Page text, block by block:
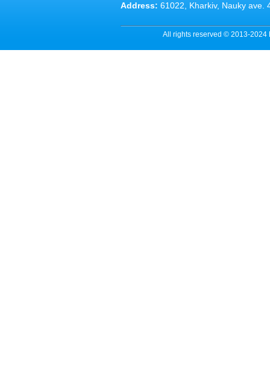
Address: 61022, Kharkiv, Nauky ave.
All rights reserved © 2013-